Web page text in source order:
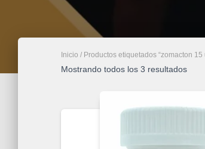
Inicio / Productos etiquetados “zomacton
Mostrando todos los 3 resultados